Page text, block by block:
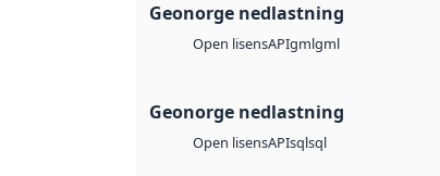
Geonorge nedlastning
Open lisensAPIgmlgml
Geonorge nedlastning
Open lisensAPIsqlsql